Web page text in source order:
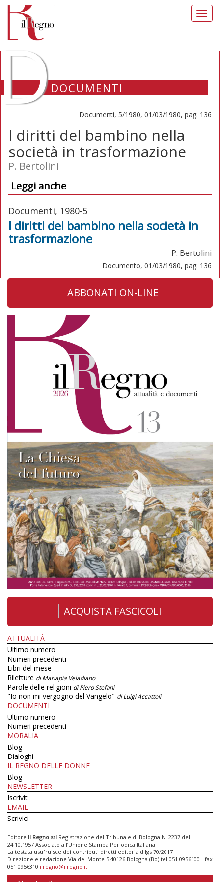
DOCUMENTI
Documenti, 5/1980, 01/03/1980, pag. 136
I diritti del bambino nella
società in trasformazione
P. Bertolini
Leggi anche
Documenti, 1980-5
I diritti del bambino nella società in
trasformazione
P. Bertolini
Documento, 01/03/1980, pag. 136
ABBONATI ON-LINE
ACQUISTA FASCICOLI
ATTUALITÀ
Ultimo numero
Numeri precedenti
Libri del mese
Riletture di Mariapia Veladiano
Parole delle religioni di Piero Stefani
"Io non mi vergogno del Vangelo" di Luigi Accattoli
DOCUMENTI
Ultimo numero
Numeri precedenti
MORALIA
Blog
Dialoghi
IL REGNO DELLE DONNE
Blog
NEWSLETTER
Iscriviti
EMAIL
Scrivici
Editore Il Regno srl Registrazione del Tribunale di Bologna N. 2237 del
24.10.1957 Associato all’Unione Stampa Periodica Italiana
La testata usufruisce dei contributi diretti editoria d.lgs 70/2017
Direzione e redazione Via del Monte 5 40126 Bologna (Bo) tel 051 0956100 - fax
051 0956310 ilregno@ilregno.it